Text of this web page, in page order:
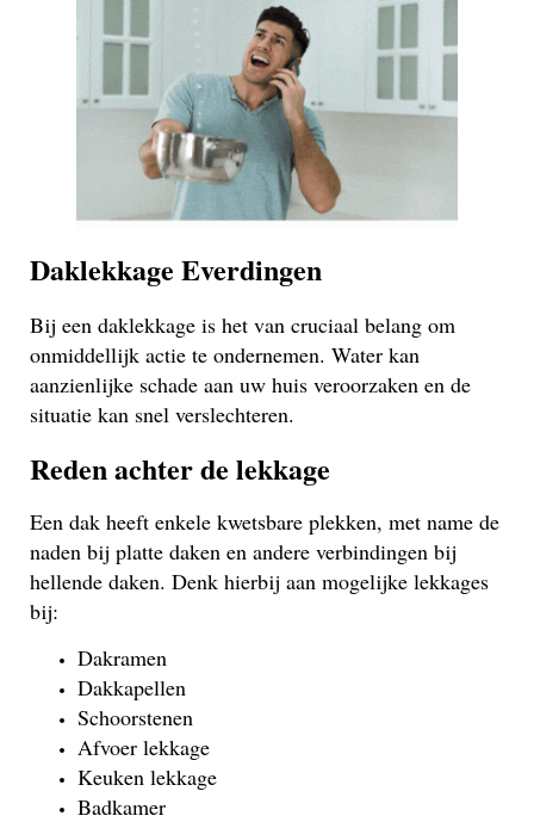
Daklekkage Everdingen
Bij een daklekkage is het van cruciaal belang om
onmiddellijk actie te ondernemen. Water kan
aanzienlijke schade aan uw huis veroorzaken en de
situatie kan snel verslechteren.
Reden achter de lekkage
Een dak heeft enkele kwetsbare plekken, met name de
naden bij platte daken en andere verbindingen bij
hellende daken. Denk hierbij aan mogelijke lekkages
bij:
Dakramen
Dakkapellen
Schoorstenen
Afvoer lekkage
Keuken lekkage
Badkamer